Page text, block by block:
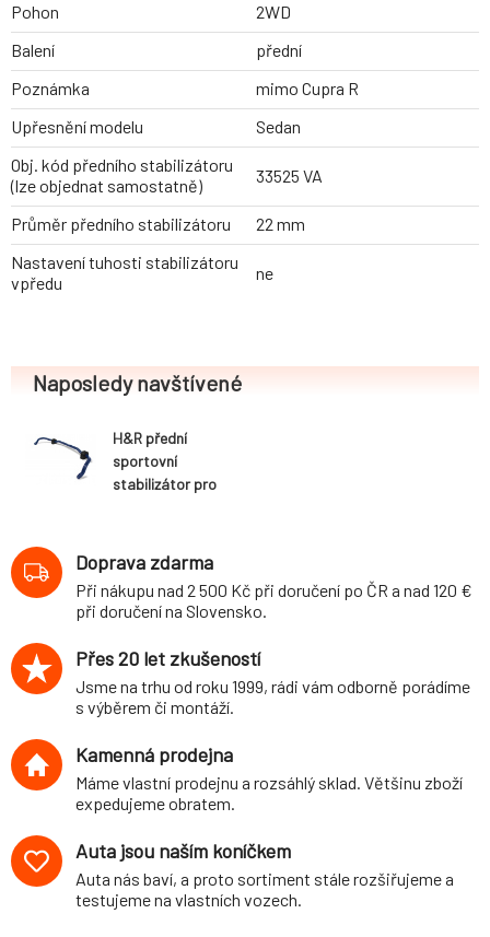
Pohon
2WD
Balení
přední
Poznámka
mimo Cupra R
Upřesnění modelu
Sedan
Obj. kód předního stabilizátoru
(lze objednat samostatně)
33525 VA
Průměr předního stabilizátoru
22 mm
Nastavení tuhosti stabilizátoru
vpředu
ne
Naposledy navštívené
H&R přední
sportovní
stabilizátor pro
1999-, průměr 22
mm
Doprava zdarma
Při nákupu nad 2 500 Kč při doručení po ČR a nad 120 €
při doručení na Slovensko.
Přes 20 let zkušeností
Jsme na trhu od roku 1999, rádi vám odborně porádíme
s výběrem či montáží.
Kamenná prodejna
Máme vlastní prodejnu a rozsáhlý sklad. Většinu zboží
expedujeme obratem.
Auta jsou naším koníčkem
Auta nás baví, a proto sortiment stále rozšiřujeme a
testujeme na vlastních vozech.